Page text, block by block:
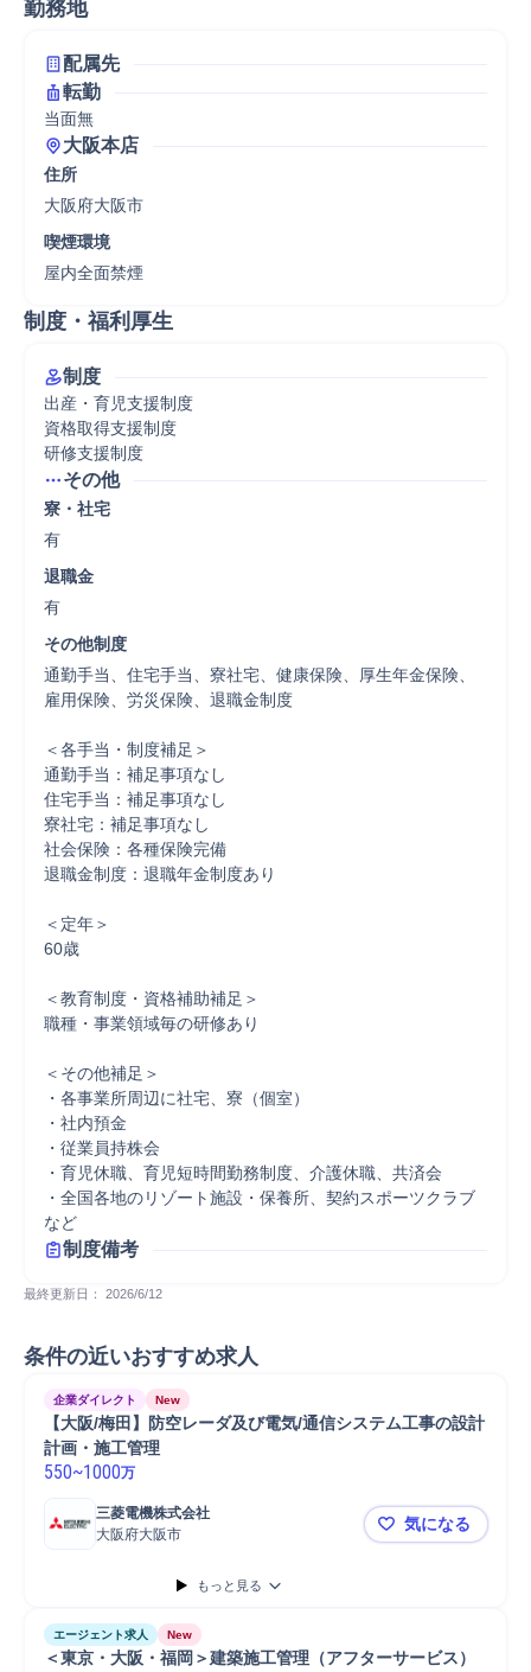
勤務地
配属先
転勤
当面無
大阪本店
住所
大阪府大阪市
喫煙環境
屋内全面禁煙
制度・福利厚生
制度
出産・育児支援制度
資格取得支援制度
研修支援制度
その他
寮・社宅
有
退職金
有
その他制度
通勤手当、住宅手当、寮社宅、健康保険、厚生年金保険、
雇用保険、労災保険、退職金制度
＜各手当・制度補足＞
通勤手当：補足事項なし
住宅手当：補足事項なし
寮社宅：補足事項なし
社会保険：各種保険完備
退職金制度：退職年金制度あり
＜定年＞
60歳
＜教育制度・資格補助補足＞
職種・事業領域毎の研修あり
＜その他補足＞
・各事業所周辺に社宅、寮（個室）
・社内預金
・従業員持株会
・育児休職、育児短時間勤務制度、介護休職、共済会
・全国各地のリゾート施設・保養所、契約スポーツクラブ
など
制度備考
最終更新日： 2026/6/12
条件の近いおすすめ求人
企業ダイレクト New
【大阪/梅田】防空レーダ及び電気/通信システム工事の設計
計画・施工管理
550~1000万
三菱電機株式会社
大阪府大阪市
【大阪/梅田
気になる
もっと見る
エージェント求人 New
＜東京・大阪・福岡＞建築施工管理（アフターサービス）